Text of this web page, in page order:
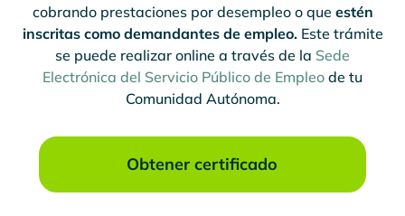
cobrando prestaciones por desempleo o que estén
inscritas como demandantes de empleo.Este trámite
se puede realizar online a través de la Sede
Electrónica del Servicio Público de Empleo de tu
Comunidad Autónoma.
Obtener certificado